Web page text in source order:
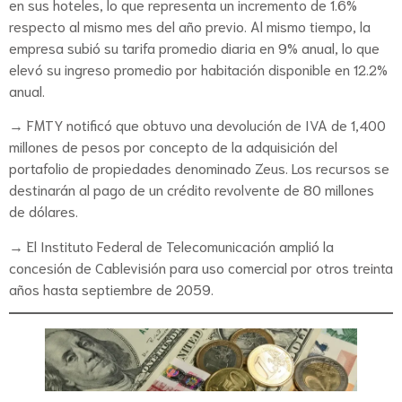
en sus hoteles, lo que representa un incremento de 1.6%
respecto al mismo mes del año previo. Al mismo tiempo, la
empresa subió su tarifa promedio diaria en 9% anual, lo que
elevó su ingreso promedio por habitación disponible en 12.2%
anual.
→ FMTY notificó que obtuvo una devolución de IVA de 1,400
millones de pesos por concepto de la adquisición del
portafolio de propiedades denominado Zeus. Los recursos se
destinarán al pago de un crédito revolvente de 80 millones
de dólares.
→ El Instituto Federal de Telecomunicación amplió la
concesión de Cablevisión para uso comercial por otros treinta
años hasta septiembre de 2059.